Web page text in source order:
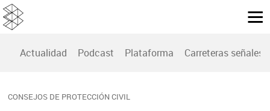
Actualidad Podcast Plataforma Carreteras señales
CONSEJOS DE PROTECCIÓN CIVIL